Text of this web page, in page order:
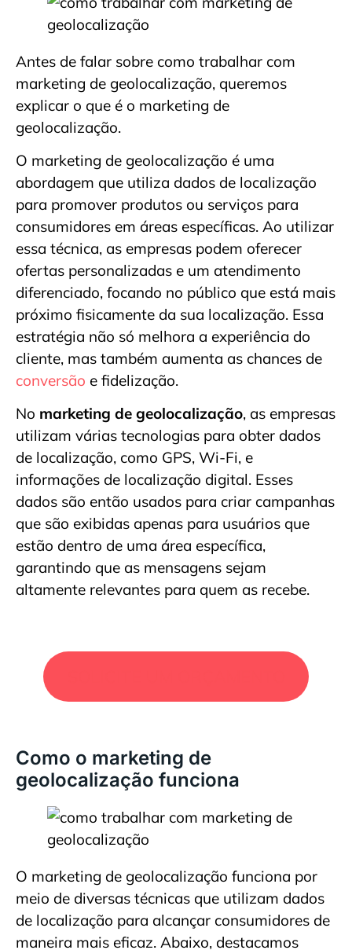
Antes de falar sobre como trabalhar com
marketing de geolocalização, queremos
explicar o que é o marketing de
geolocalização.
O marketing de geolocalização é uma
abordagem que utiliza dados de localização
para promover produtos ou serviços para
consumidores em áreas específicas. Ao utilizar
essa técnica, as empresas podem oferecer
ofertas personalizadas e um atendimento
diferenciado, focando no público que está mais
próximo fisicamente da sua localização. Essa
estratégia não só melhora a experiência do
cliente, mas também aumenta as chances de
conversão e fidelização.
No marketing de geolocalização, as empresas
utilizam várias tecnologias para obter dados
de localização, como GPS, Wi-Fi, e
informações de localização digital. Esses
dados são então usados para criar campanhas
que são exibidas apenas para usuários que
estão dentro de uma área específica,
garantindo que as mensagens sejam
altamente relevantes para quem as recebe.
Como o marketing de
geolocalização funciona
O marketing de geolocalização funciona por
meio de diversas técnicas que utilizam dados
de localização para alcançar consumidores de
maneira mais eficaz. Abaixo, destacamos